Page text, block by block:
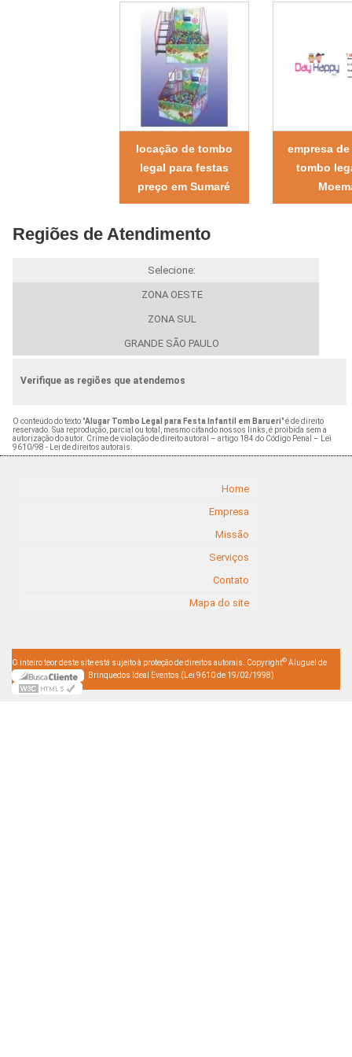
locação de tombo
legal para festas
preço em Sumaré
empresa
tombo
Regiões de Atendimento
Selecione:
ZONA OESTE
ZONA SUL
GRANDE SÃO PAULO
Verifique as regiões que atendemos
O conteúdo do texto "Alugar Tombo Legal para Festa Infantil em Barueri" é de direito
reservado. Sua reprodução, parcial ou total, mesmo citando nossos links, é proibida sem a
autorização do autor. Crime de violação de direito autoral – artigo 184 do Código Penal – Lei
9610/98 - Lei de direitos autorais.
Home
Empresa
Missão
Serviços
Contato
Mapa do site
O inteiro teor deste site está sujeito à proteção de direitos autorais. Copyright© Aluguel de
Brinquedos Ideal Eventos (Lei 9610 de 19/02/1998)